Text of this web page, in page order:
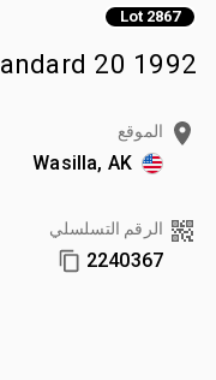
Lot 2867
1992 20 ft Standard حاويات تخزين
الموقع
Wasilla, AK
الرقم التسلسلي
2240367